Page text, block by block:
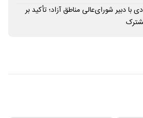
با دبیر شورای‌عالی مناطق آزاد؛ تأکید بر